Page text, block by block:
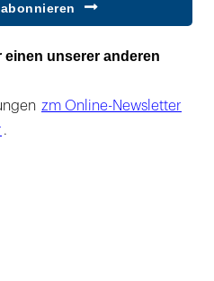
unserer anderen
zm Online-Newsletter
.